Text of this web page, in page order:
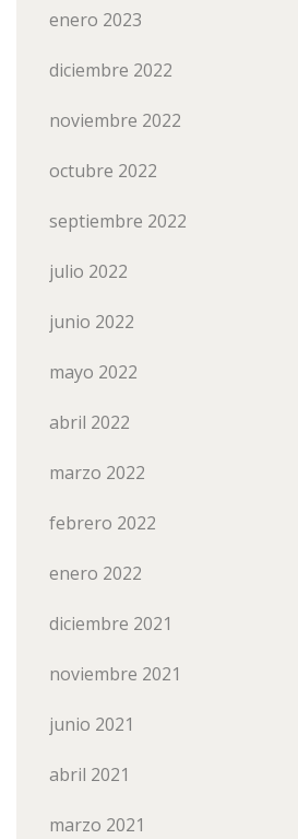
enero 2023
diciembre 2022
noviembre 2022
octubre 2022
septiembre 2022
julio 2022
junio 2022
mayo 2022
abril 2022
marzo 2022
febrero 2022
enero 2022
diciembre 2021
noviembre 2021
junio 2021
abril 2021
marzo 2021